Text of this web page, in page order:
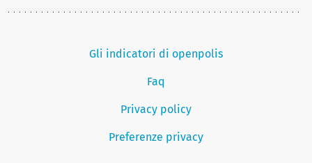
Gli indicatori di openpolis
Faq
Privacy policy
Preferenze privacy